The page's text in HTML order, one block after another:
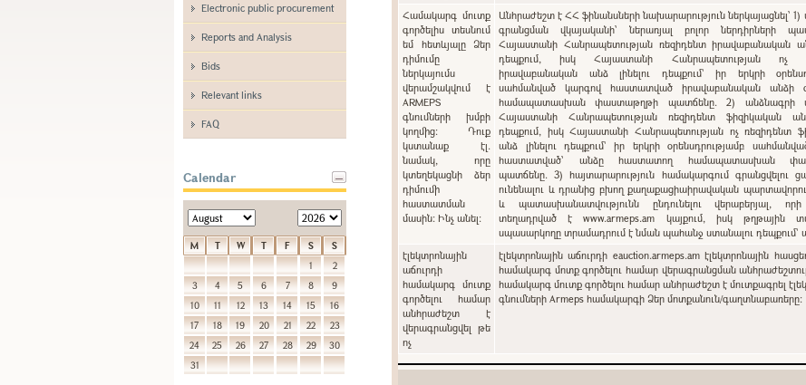
Electronic public procurement
Reports and Analysis
Bids
Relevant links
FAQ
Calendar
M T W T F S
S
1
2
3
4 5 6 7 8
9
10
11 12 13 14 15
16
17
18 19 20 21 22
23
24
25 26 27 28 29
30
31
Համակարգ մուտք
գործելիս տեսնում
եմ հետևյալը Ձեր
դիմումը
ներկայումս
վերամշակվում է
ARMEPS
գնումների խմբի
կողմից: Դուք
կստանաք էլ.
նամակ, որը
կտեղեկացնի ձեր
դիմումի
հաստատման
մասին: Ինչ անել:
Անհրաժեշտ է ՀՀ ֆինանսների նախարարություն ներկայացնել՝ 1) պետական
գրանցման վկայականի՝ ներառյալ բոլոր ներդիրների
Հայաստանի Հանրապետության ռեզիդենտ իրավաբանական
դեպքում, իսկ Հայաստանի Հանրապետության ոչ
իրավաբանական անձ լինելու դեպքում` իր երկրի
սահմանված կարգով հաստատված իրավաբանական անձի
համապատասխան փաստաթղթի պատճենը. 2) անձնագրի
Հայաստանի Հանրապետության ռեզիդենտ ֆիզիկական անձ
դեպքում, իսկ Հայաստանի Հանրապետության ոչ ռեզիդենտ
անձ լինելու դեպքում` իր երկրի օրենսդրությամբ
հաստատված՝ անձը հաստատող համապատասխան
պատճենը. 3) հայտարարություն համակարգում գրանցվելու ցանկություն
ունենալու և դրանից բխող քաղաքացիաիրավական
և պատասխանատվությունն ընդունելու վերաբերյալ,
տեղադրված է www.armeps.am կայքում, իսկ թղթային
սպասարկողը տրամադրում է նման պահանջ ստանալու
էլեկտրոնային
աճուրդի
համակարգ մուտք
գործելու համար
անհրաժեշտ է
վերագրանցվել թե
ոչ
էլեկտրոնային աճուրդի eauction.armeps.am էլեկտրոնային
համակարգ մոտք գործելու համար վերագրանցման
համակարգ մուտք գործելու համար անհրաժեշտ է մուտքագրել
գնումների Armeps համակարգի Ձեր մոտքանուն/գաղտնաբառերը: